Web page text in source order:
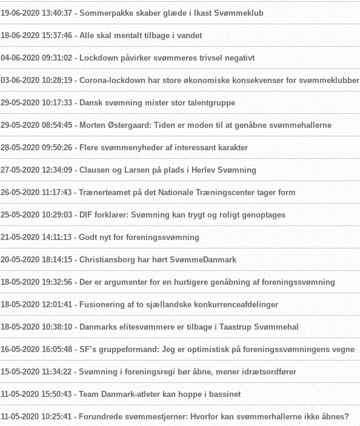
19-06-2020 13:40:37 - Sommerpakke skaber glæde i Ikast Svømmeklub
18-06-2020 15:37:46 - Alle skal mentalt tilbage i vandet
04-06-2020 09:31:02 - Lockdown påvirker svømmeres trivsel negativt
03-06-2020 10:28:19 - Corona-lockdown har store økonomiske konsekvenser for svømmeklubber
29-05-2020 10:17:33 - Dansk svømning mister stor talentgruppe
29-05-2020 08:54:45 - Morten Østergaard: Tiden er moden til at genåbne svømmehallerne
28-05-2020 09:50:26 - Flere svømmenyheder af interessant karakter
27-05-2020 12:34:09 - Clausen og Larsen på plads i Herlev Svømning
26-05-2020 11:17:43 - Trænerteamet på det Nationale Træningscenter tager form
25-05-2020 10:29:03 - DIF forklarer: Svømning kan trygt og roligt genoptages
21-05-2020 14:11:13 - Godt nyt for foreningssvømning
20-05-2020 18:14:15 - Christiansborg har hørt SvømmeDanmark
18-05-2020 19:32:56 - Der er argumenter for en hurtigere genåbning af foreningssvømning
18-05-2020 12:01:41 - Fusionering af to sjællandske konkurrenceafdelinger
18-05-2020 10:38:10 - Danmarks elitesvømmere er tilbage i Taastrup Svømmehal
16-05-2020 16:05:48 - SF’s gruppeformand: Jeg er optimistisk på foreningssvømningens vegne
15-05-2020 11:34:22 - Svømning i foreningsregi bør åbne, mener idrætsordfører
11-05-2020 15:50:43 - Team Danmark-atleter kan hoppe i bassinet
11-05-2020 10:25:41 - Forundrede svømmestjerner: Hvorfor kan svømmerhallerne ikke åbnes?